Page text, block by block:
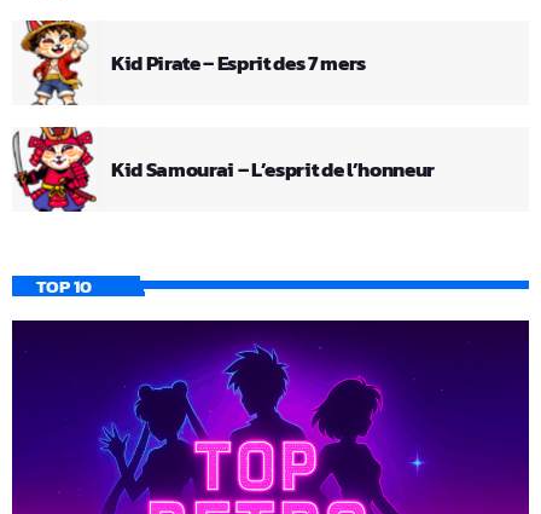
Kid Pirate – Esprit des 7 mers
Kid Samourai – L’esprit de l’honneur
TOP 10